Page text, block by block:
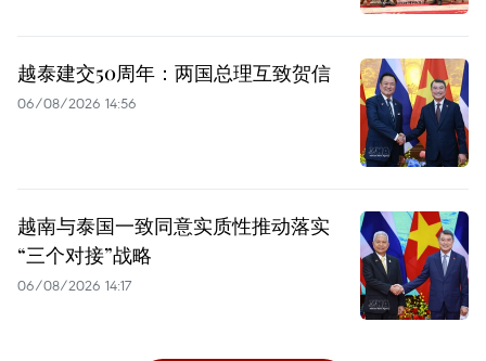
越泰建交50周年：两国总理互致贺信
06/08/2026 14:56
越南与泰国一致同意实质性推动落实
“三个对接”战略
06/08/2026 14:17